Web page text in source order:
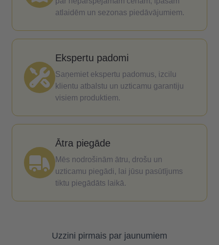
atlaidēm un sezonas piedāvājumiem.
Ekspertu padomi
Saņemiet ekspertu padomus, izcilu
klientu atbalstu un uzticamu garantiju
visiem produktiem.
Ātra piegāde
Mēs nodrošinām ātru, drošu un
uzticamu piegādi, lai jūsu pasūtījums
tiktu piegādāts laikā.
Uzzini pirmais par jaunumiem